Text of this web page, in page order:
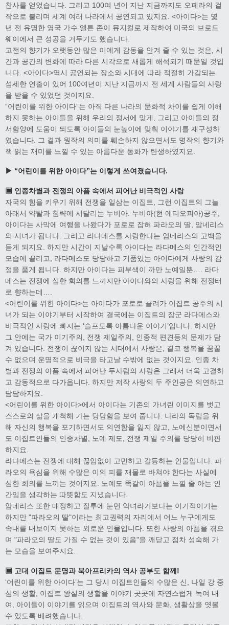
찬사를 얻었습니다. 그리고 100여 년이 지난 지금까지도 오페라의 걸
작으로 불리며 세계 여러 나라에서 공연되고 있지요. <아이다>는 몇
년 전 유명한 영국 가수 엘튼 존이 뮤지컬로 제작하여 미국의 브로드
웨이에서 큰 성공을 거두기도 했습니다.
고전의 향기가 오랫동안 많은 이에게 감동을 안겨 줄 수 있는 것은, 시
간과 공간의 변화에 따라 다른 시각으로 새롭게 해석되기 때문일 것입
니다. <아이다>역시 공연되는 장소와 시대에 따라 적절히 가감되는
섬세한 연출이 있어 100여년이 지난 지금까지 전 세계 사람들의 사랑
을 받을 수 있었던 것이지요.
“어린이를 위한 아이다”는 아직 다른 나라의 문화적 차이를 쉽게 이해
하지 못하는 아이들을 위해 우리의 정서에 맞게, 그리고 아이들의 정
서함양에 도움이 되도록 아이들의 눈높이에 맞춰 이야기를 재구성하
였습니다. 그 결과 원작의 의미를 훼손하지 않으면서도 명작의 향기와
책 읽는 재미를 느낄 수 있는 아름다운 동화가 탄생하였지요.
▶ “어린이를 위한 아이다”는 이렇게 쓰여졌습니다.
▣ 인종차별과 전쟁의 아픔 속에서 피어난 비극적인 사랑
자국의 힘을 키우기 위해 전쟁을 일삼는 이집트, 그런 이집트의 그늘
아래서 약탈과 침략에 시달리는 누비아. 누비아(현 에티오피아)공주,
아이다는 사막에 여행을 나왔다가 포로로 잡혀 파라오의 딸, 암네리스
의 시녀가 됩니다. 그리고 라다메스를 사랑한다는 암네리스의 고백을
듣게 되지요. 하지만 시간이 지날수록 아이다는 라다메스의 인간적인
모습에 끌리고, 라다메스도 당당하고 기품있는 아이다에게 사랑의 감
정을 품게 됩니다. 하지만 아이다는 피부색이 까만 노예일뿐…. 라다
메스는 전쟁에 심한 회의를 느끼지만 아이다와의 사랑을 위해 전쟁터
로 향하는데….
<어린이를 위한 아이다>는 아이다가 포로로 끌려가 이집트 공주의 시
녀가 되는 이야기부터 시작하여 결국에는 이집트의 장군 라다메스와
비극적인 사랑에 빠지는 ‘슬프도록 아름다운 이야기’입니다. 하지만
그 안에는 국가 이기주의, 전쟁 제일주의, 인종적 편견등의 문제가 담
겨 있습니다. 전쟁이 끊이지 않는 시대에서 사랑은, 결코 행복을 꿈꿀
수 없으며 운명적으로 비극을 타고날 수밖에 없는 것이지요. 인종 차
별과 전쟁의 아픔 속에서 피어난 두사람의 사랑은 그래서 더욱 고결하
고 감동적으로 다가옵니다. 하지만 저작 사랑의 두 주인공은 의연하고
담담하지요.
<어린이를 위한 아이다>에서 아이다는 기존의 가녀린 이미지를 벗고
스스로의 삶을 개척해 가는 당당함을 보여 줍니다. 나라의 독립을 위
해 자신의 행복을 포기하면서도 의연함을 잃지 않고, 노에신분이면서
도 이집트인들의 인종차별, 노예 제도, 전쟁 제일 주의를 당당히 비판
하지요.
라다메스는 전쟁에 대해 끊임없이 고민하고 갈등하는 인물입니다. 파
라오의 욕심을 위해 수많은 이의 피를 재물로 바쳐야 한다는 사실에
심한 회의를 느끼는 것이지요. 노예도 똑같이 아픔을 느낄 줄 아는 인
간임을 생각하는 따뜻함도 지녔습니다.
암네리스 또한 매정하고 질투에 눈먼 악녀라기보다는 이기적이기는
하지만 "파라오의 딸"이라는 최고권력의 자리에서 어느 누구에게도
속내를 내보이지 못하는 외로운 인물입니다. 또한 사랑의 아픔을 겪으
며 "파라오의 딸도 가질 수 없는 것이 있음"을 깨닫고 점차 성숙해 가
는 모습을 보여주지요.
▣ 고대 이집트 문명과 북아프리카의 역사 공부도 함께!
‘어린이를 위한 아이다’는 그 당시 이집트인들의 수많은 신, 나일 강 중
심의 생활, 이집트 왕실의 생활을 이야기 곳곳에 자연스럽게 녹여 내
여, 아이들이 이야기를 읽으며 이집트의 역사와 문화, 생활상을 엿볼
수 있도록 배려했습니다.